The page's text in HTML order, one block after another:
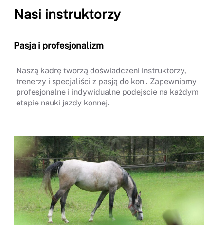
Nasi instruktorzy
Pasja i profesjonalizm
Naszą kadrę tworzą doświadczeni instruktorzy,
trenerzy i specjaliści z pasją do koni. Zapewniamy
profesjonalne i indywidualne podejście na każdym
etapie nauki jazdy konnej.